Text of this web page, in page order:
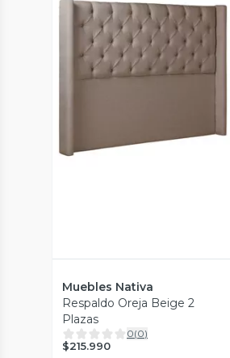
Muebles Nativa
Respaldo Oreja Beige 2
Plazas
0(0)
$215.990